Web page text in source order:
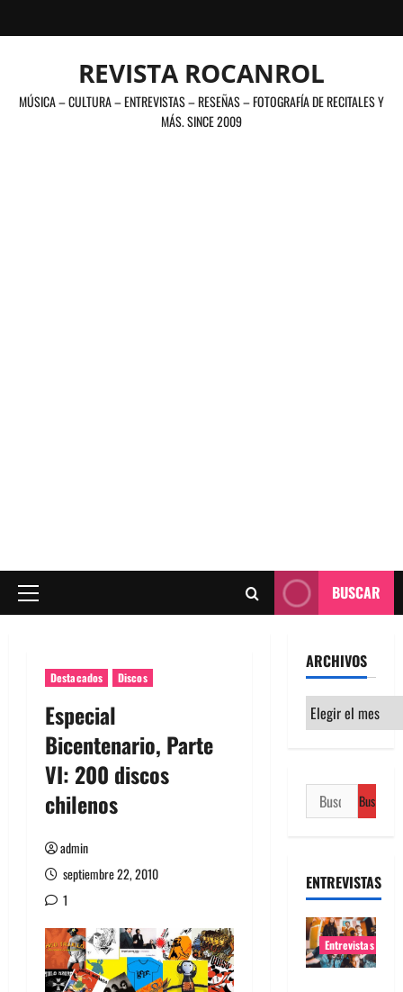
al
REVISTA ROCANROL
MÚSICA – CULTURA – ENTREVISTAS – RESEÑAS – FOTOGRAFÍA DE RECITALES Y
MÁS. SINCE 2009
Menú
BUSCAR
Destacados Discos
Especial
Bicentenario, Parte
VI: 200 discos
chilenos
admin
septiembre 22, 2010
1
ARCHIVOS
Archivos
Buscar:
ENTREVISTAS
Entrevistas